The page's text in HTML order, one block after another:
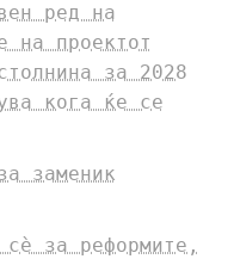
ред на
на проектот
за 2028
кога ќе се
заменик
за реформите,